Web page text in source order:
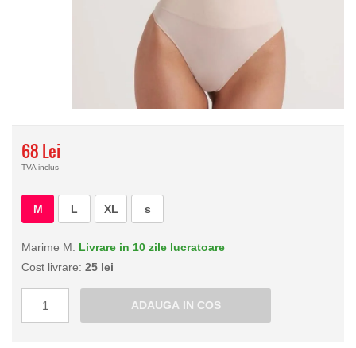
68 Lei
TVA inclus
M L XL s
Marime M: Livrare in 10 zile lucratoare
Cost livrare: 25 lei